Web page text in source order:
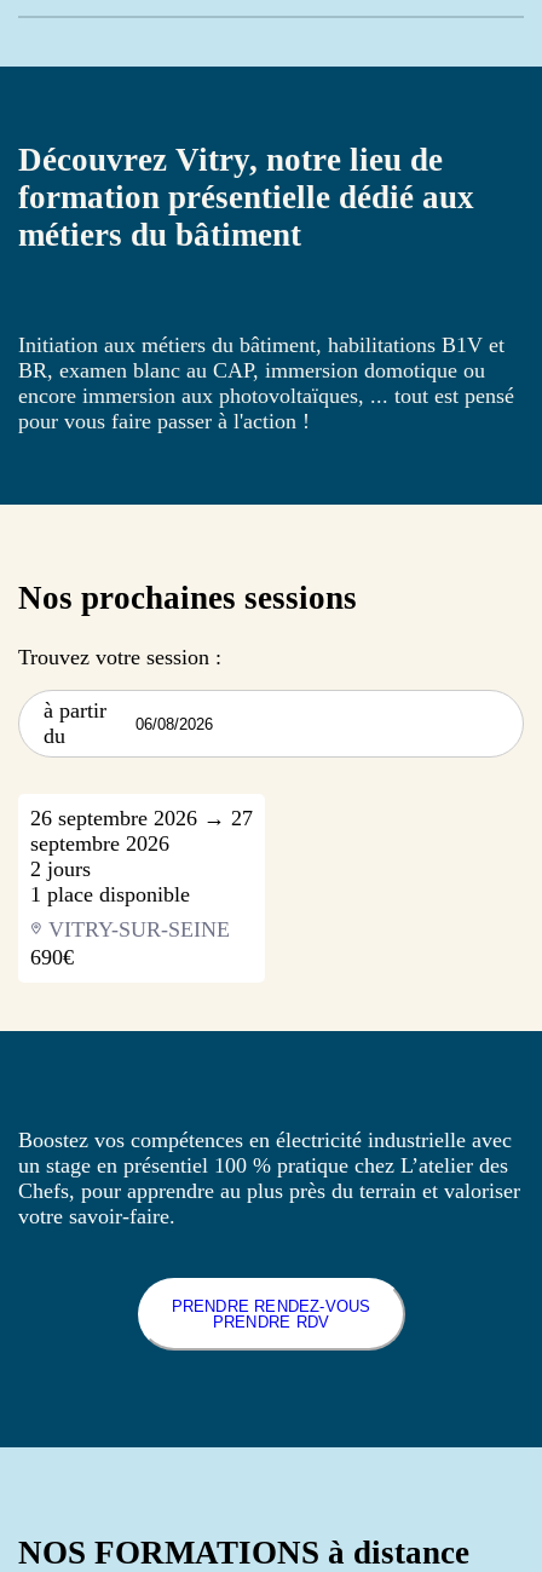
Découvrez Vitry, notre lieu de
formation présentielle dédié aux
métiers du bâtiment
Initiation aux métiers du bâtiment, habilitations B1V et
BR, examen blanc au CAP, immersion domotique ou
encore immersion aux photovoltaïques, ... tout est pensé
pour vous faire passer à l'action !
Nos prochaines sessions
Trouvez votre session :
à partir
du
26 septembre 2026 → 27
septembre 2026
2 jours
1 place disponible
VITRY-SUR-SEINE
690€
Boostez vos compétences en électricité industrielle avec
un stage en présentiel 100 % pratique chez L’atelier des
Chefs, pour apprendre au plus près du terrain et valoriser
votre savoir-faire.
PRENDRE RENDEZ-VOUS
PRENDRE RDV
NOS FORMATIONS à distance